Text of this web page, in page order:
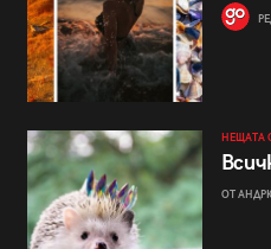
НЕЩАТА
ОТ